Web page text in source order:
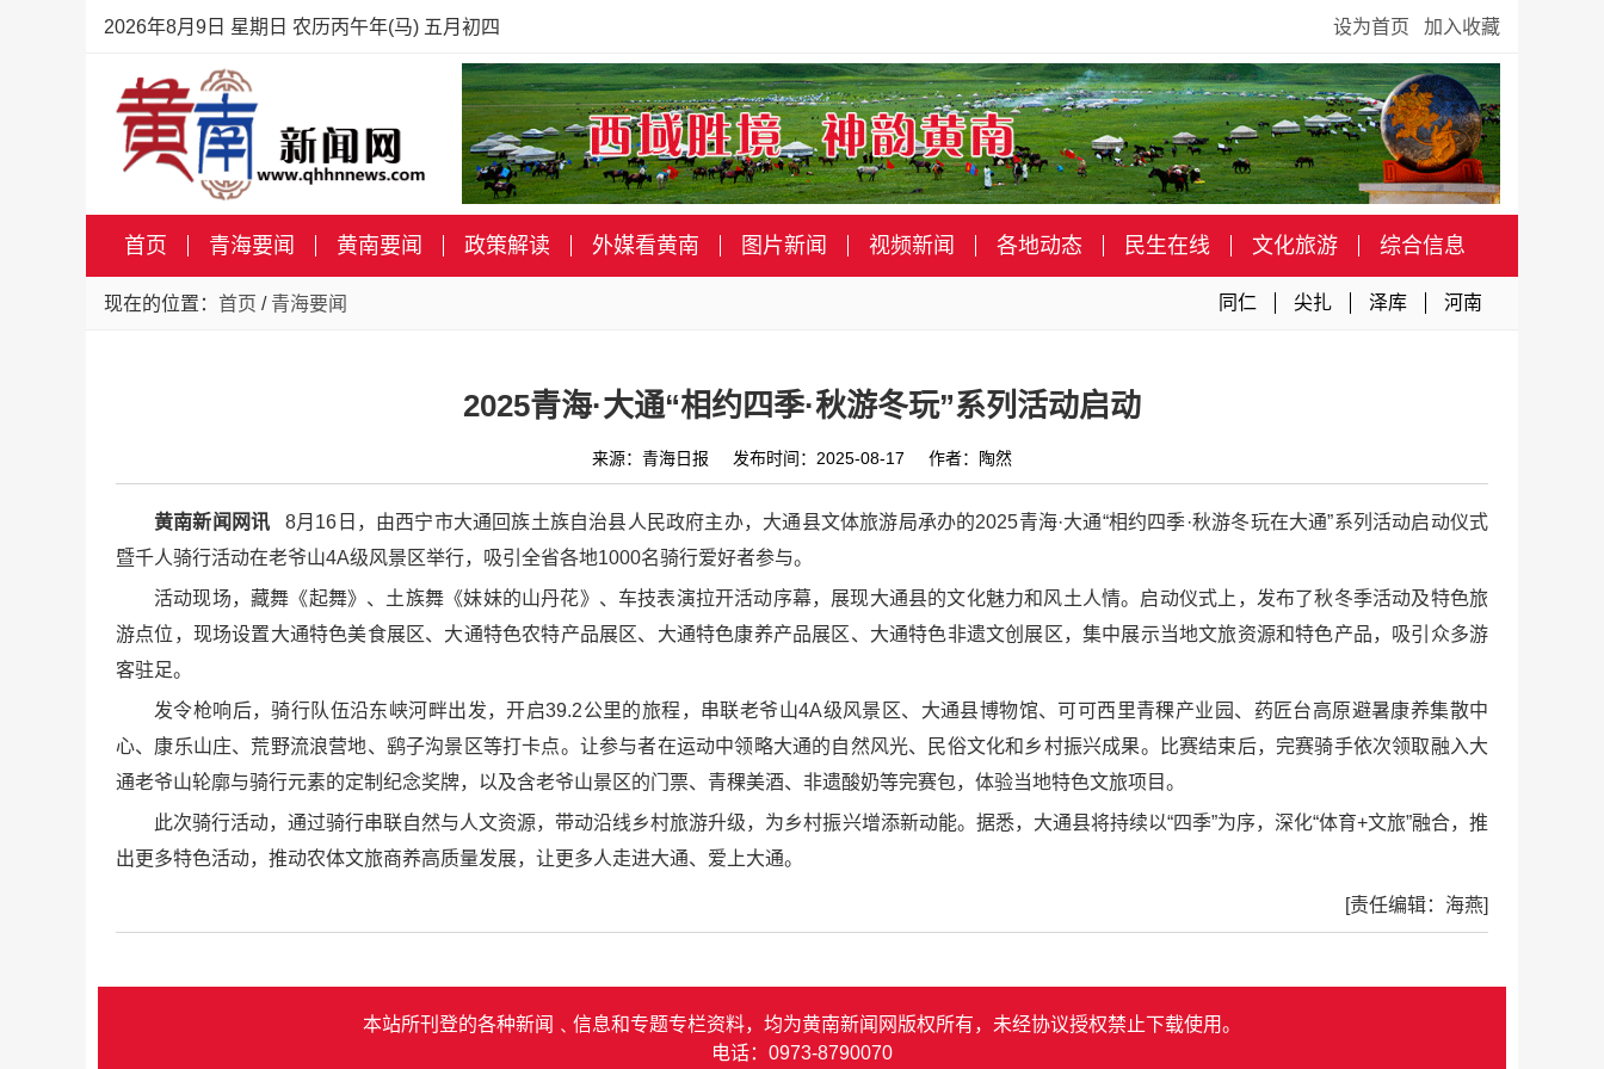
2026年8月9日 星期日 农历丙午年(马) 五月初四 设为首页 加入收藏
首页 青海要闻 黄南要闻 政策解读 外媒看黄南 图片新闻 视频新闻 各地动态 民生在线 文化旅游 综合信息
现在的位置： 首页 / 青海要闻 同仁 尖扎 泽库 河南
2025青海·大通“相约四季·秋游冬玩”系列活动启动
来源：青海日报 发布时间：2025-08-17 作者：陶然
黄南新闻网讯
8月16日，由西宁市大通回族土族自治县人民政府主办，大通县文体旅游局承办的2025青海·大通“相约四季·秋游冬玩在大通”系列活动启动仪式
暨千人骑行活动在老爷山4A级风景区举行，吸引全省各地1000名骑行爱好者参与。
活动现场，藏舞《起舞》、土族舞《妹妹的山丹花》、车技表演拉开活动序幕，展现大通县的文化魅力和风土人情。启动仪式上，发布了秋冬季活动及特色旅
游点位，现场设置大通特色美食展区、大通特色农特产品展区、大通特色康养产品展区、大通特色非遗文创展区，集中展示当地文旅资源和特色产品，吸引众多游
客驻足。
发令枪响后，骑行队伍沿东峡河畔出发，开启39.2公里的旅程，串联老爷山4A级风景区、大通县博物馆、可可西里青稞产业园、药匠台高原避暑康养集散中
心、康乐山庄、荒野流浪营地、鹞子沟景区等打卡点。让参与者在运动中领略大通的自然风光、民俗文化和乡村振兴成果。比赛结束后，完赛骑手依次领取融入大
通老爷山轮廓与骑行元素的定制纪念奖牌，以及含老爷山景区的门票、青稞美酒、非遗酸奶等完赛包，体验当地特色文旅项目。
此次骑行活动，通过骑行串联自然与人文资源，带动沿线乡村旅游升级，为乡村振兴增添新动能。据悉，大通县将持续以“四季”为序，深化“体育+文旅”融合，推
出更多特色活动，推动农体文旅商养高质量发展，让更多人走进大通、爱上大通。
[责任编辑：海燕]
本站所刊登的各种新闻﹑信息和专题专栏资料，均为黄南新闻网版权所有，未经协议授权禁止下载使用。
电话：0973-8790070